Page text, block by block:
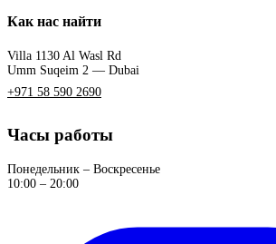
Как нас найти
Villa 1130 Al Wasl Rd
Umm Suqeim 2 — Dubai
+971 58 590 2690
Часы работы
Понедельник – Воскресенье
10:00 – 20:00